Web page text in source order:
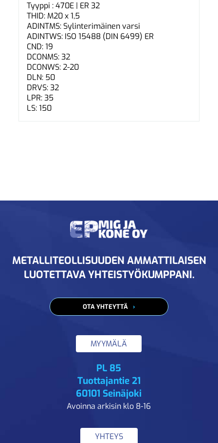
Tyyppi : 470E | ER 32
THID: M20 x 1,5
ADINTMS: Sylinterimäinen varsi
ADINTWS: ISO 15488 (DIN 6499) ER
CND: 19
DCONMS: 32
DCONWS: 2-20
DLN: 50
DRVS: 32
LPR: 35
LS: 150
METALLITEOLLISUUDEN AMMATTILAISEN
LUOTETTAVA YHTEISTYÖKUMPPANI.
OTA YHTEYTTÄ
MYYMÄLÄ
PL 85
Tuottajantie 21
60101 Seinäjoki
Avoinna arkisin klo 8-16
YHTEYS